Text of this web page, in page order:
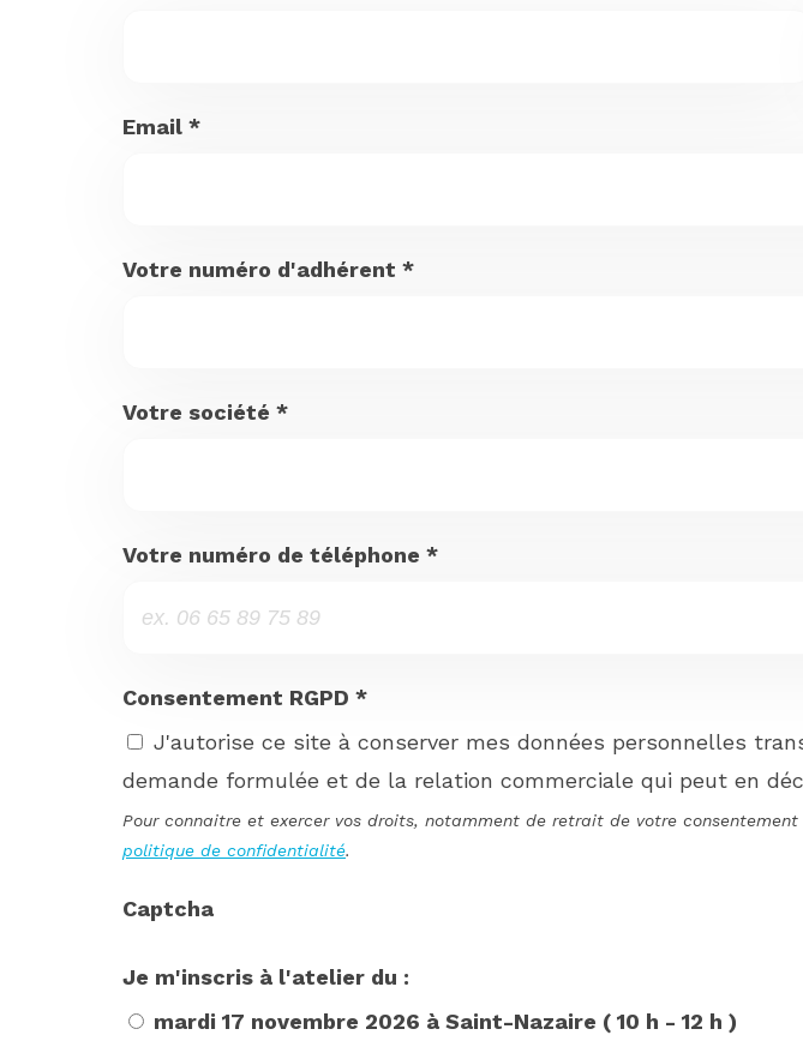
Email *
Votre numéro d'adhérent *
Votre société *
Votre numéro de téléphone *
Consentement RGPD *
J'autorise ce site à conserver mes données personnelles
demande formulée et de la relation commerciale qui peut en
Pour connaitre et exercer vos droits, notamment de retrait de votre
politique de confidentialité.
Captcha
Je m'inscris à l'atelier du :
mardi 17 novembre 2026 à Saint-Nazaire ( 10 h - 12 h )